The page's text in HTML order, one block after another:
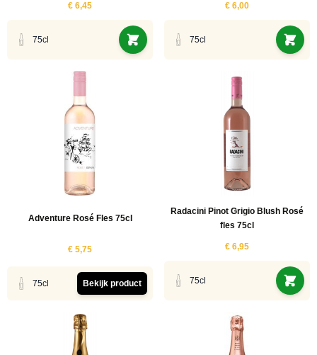
€ 6,45
75cl
€ 6,00
75cl
Adventure Rosé Fles 75cl
€ 5,75
75cl Bekijk product
Radacini Pinot Grigio Blush Rosé
fles 75cl
€ 6,95
75cl